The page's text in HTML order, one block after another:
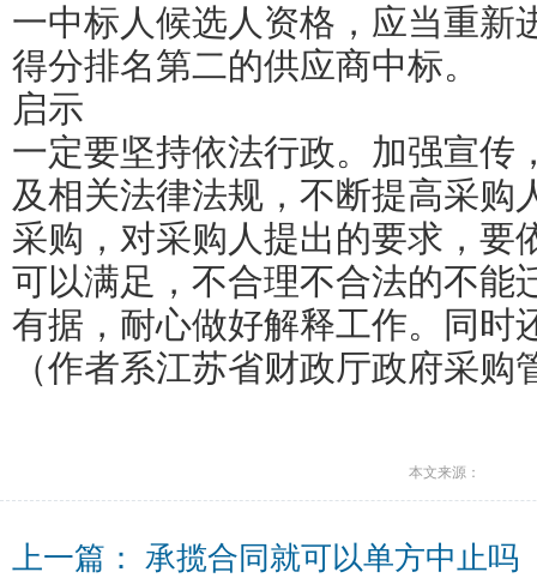
一中标人候选人资格，应当重新
得分排名第二的供应商中标。
启示
一定要坚持依法行政。加强宣传
及相关法律法规，不断提高采购
采购，对采购人提出的要求，要
可以满足，不合理不合法的不能
有据，耐心做好解释工作。同时
（作者系江苏省财政厅政府采购
本文来源：
上一篇： 承揽合同就可以单方中止吗